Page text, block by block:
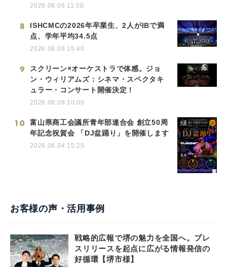
2026.08.06 11:00
8
ISHCMCの2026年卒業生、2人がIBで満
点、学年平均34.5点
2026.08.06 15:40
9
スクリーン×オーケストラで体感。ジョ
ン・ウィリアムズ：シネマ・スペクタキ
ュラー・コンサート開催決定！
2026.08.08 10:00
10
富山県商工会議所青年部連合会 創立50周
年記念祝賀会 「DJ盆踊り」を開催します
2026.08.04 15:25
お客様の声・活用事例
戦略的広報で堺の魅力を全国へ。プレ
スリリースを起点に広がる情報発信の
好循環【堺市様】